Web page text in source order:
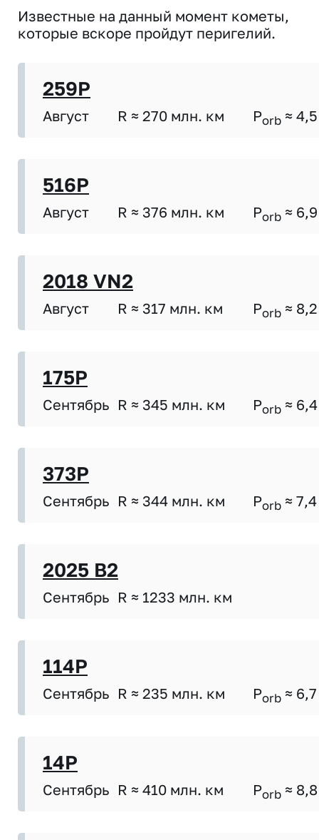
Известные на данный момент кометы,
которые вскоре пройдут перигелий.
259P
Август R ≈ 270 млн. км Porb ≈ 4,5
516P
Август R ≈ 376 млн. км Porb ≈ 6,9
2018 VN2
Август R ≈ 317 млн. км Porb ≈ 8,2
175P
Сентябрь R ≈ 345 млн. км Porb ≈ 6,4
373P
Сентябрь R ≈ 344 млн. км Porb ≈ 7,4
2025 B2
Сентябрь R ≈ 1233 млн. км
114P
Сентябрь R ≈ 235 млн. км Porb ≈ 6,7
14P
Сентябрь R ≈ 410 млн. км Porb ≈ 8,8